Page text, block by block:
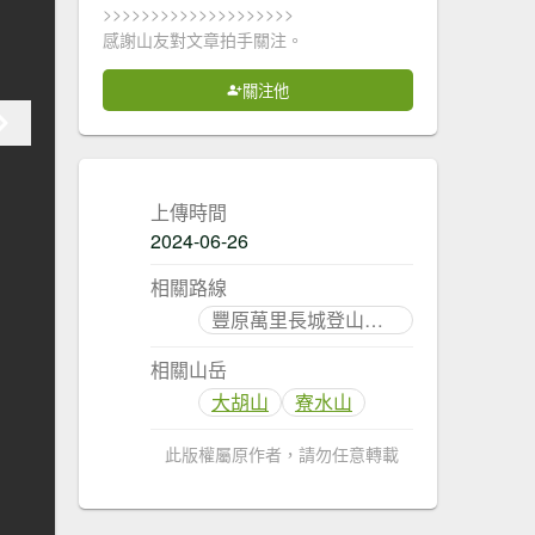
>>>>>>>>>>>>>>>>>>>>
感謝山友對文章拍手關注。
關注他
上傳時間
2024-06-26
相關路線
豐原萬里長城登山步道
相關山岳
大胡山
寮水山
此版權屬原作者，請勿任意轉載